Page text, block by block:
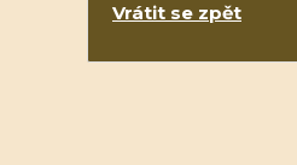
Vrátit se zpět